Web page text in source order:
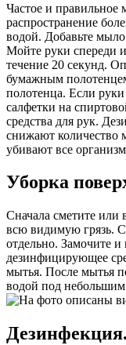
Частое и правильное
распространение
водой. Добавьте
Мойте руки спереди
течение 20 секунд.
бумажным
полотенца. Если
салфетки на
средства для рук.
снижают количество
убивают все
Уборка
Сначала сметите или
всю видимую грязь.
отдельно. Замочите
дезинфицирующее
мытья. После мытья
водой под
Дезинфекция.